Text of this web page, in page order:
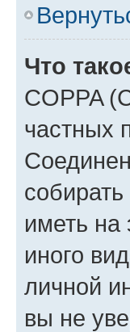
Что
COPPA
частных
иметь на
иного
личной
вы не